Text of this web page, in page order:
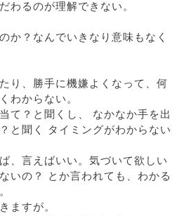
わるのが理解できない。
か？なんでいきなり意味もなく
り、勝手に機嫌よくなって、何
わからない。
て？と聞くし、 なかなか手を出
と聞く タイミングがわからない
、言えばいい。気づいて欲しい
いの？ とか言われても、わかる
ますが。